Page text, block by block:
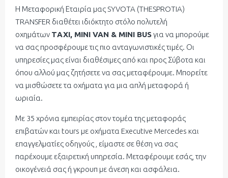
Η Μεταφορική Εταιρία μας SYVOTA (THESPROTIA)
TRANSFER διαθέτει ιδιόκτητο στόλο πολυτελή
οχημάτων ΤAXI, MINI VAN & ΜINI BUSγια να μπορούμε
να σας προσφέρουμε τις πιo ανταγωνιστικές τιμές. Οι
υπηρεσίες μας είναι διαθέσιμες από και προς Σύβοτα και
όπου αλλού μας ζητήσετε να σας μεταφέρουμε. Μπορείτε
να μισθώσετε τα οχήματα για μια απλή μεταφορά ή
ωριαία.
Με 35 χρόνια εμπειρίας στον τομέα της μεταφοράς
επιβατών και tours με οχήματα Executive Mercedes και
επαγγελματίες οδηγούς , είμαστε σε θέση να σας
παρέχουμε εξαιρετική υπηρεσία. Μεταφέρουμε εσάς, την
οικογένειά σας ή γκρουπ με άνεση και ασφάλεια.